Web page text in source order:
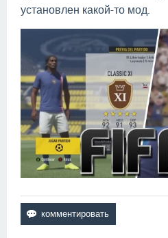
установлен какой-то мод.